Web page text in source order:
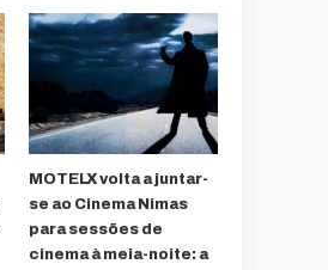
MOTELX volta a juntar-
se ao Cinema Nimas
para sessões de
cinema à meia-noite: a